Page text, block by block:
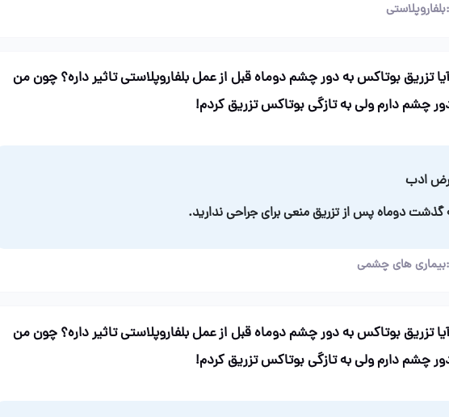
بلفاروپلاستی
تزریق بوتاکس به دور چشم دوماه قبل از عمل بلفاروپلاستی تاثیر داره؟ چون من
چشم دارم ولی به تازگی بوتاکس تزریق کردم!
ادب
گذشت دوماه پس از تزریق منعی برای جراحی ندارید.
بیماری های چشمی
تزریق بوتاکس به دور چشم دوماه قبل از عمل بلفاروپلاستی تاثیر داره؟ چون من
چشم دارم ولی به تازگی بوتاکس تزریق کردم!